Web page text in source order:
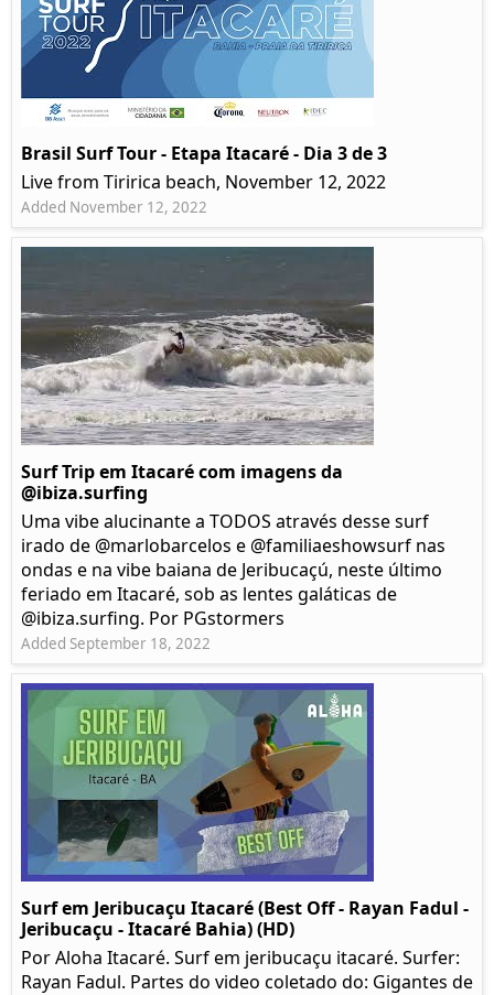
Brasil Surf Tour - Etapa Itacaré - Dia 3 de 3
Live from Tiririca beach, November 12, 2022
Added November 12, 2022
Surf Trip em Itacaré com imagens da
@ibiza.surfing
Uma vibe alucinante a TODOS através desse surf
irado de @marlobarcelos e @familiaeshowsurf nas
ondas e na vibe baiana de Jeribucaçú, neste último
feriado em Itacaré, sob as lentes galáticas de
@ibiza.surfing. Por PGstormers
Added September 18, 2022
Surf em Jeribucaçu Itacaré (Best Off - Rayan Fadul -
Jeribucaçu - Itacaré Bahia) (HD)
Por Aloha Itacaré. Surf em jeribucaçu itacaré. Surfer:
Rayan Fadul. Partes do video coletado do: Gigantes de